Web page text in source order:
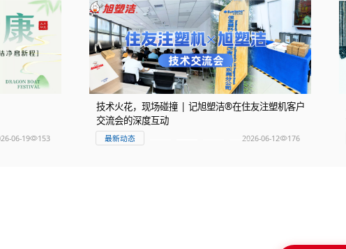
06-19 153
技术火花，现场碰撞 | 记旭塑洁®在住友注塑机客户
交流会的深度互动
最新动态 2026-06-12 176